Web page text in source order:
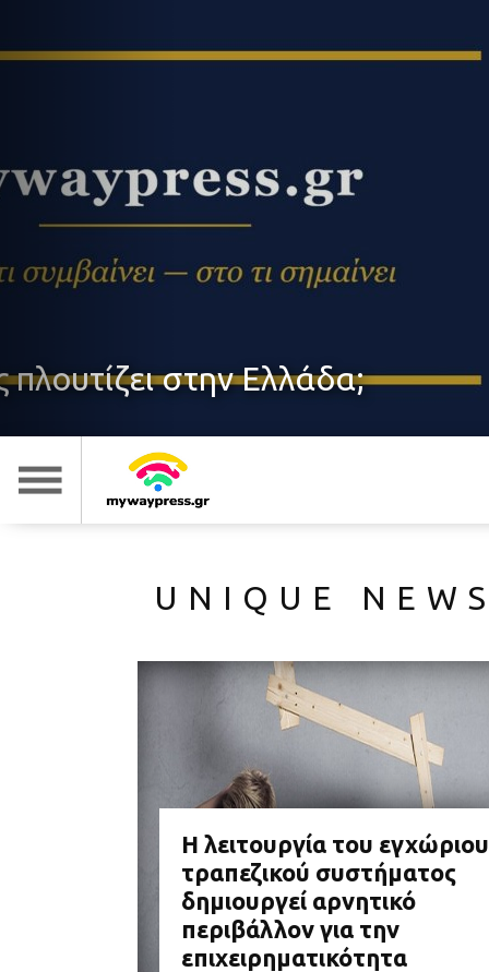
UNIQUE
Η λειτουργία του εγχώριου
τραπεζικού συστήματος
δημιουργεί αρνητικό
περιβάλλον για την
επιχειρηματικότητα